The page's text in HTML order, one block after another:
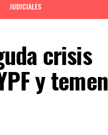
JUDICIALES
crisis
y temen